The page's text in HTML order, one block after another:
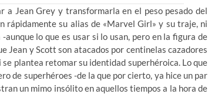
a Jean Grey y transformarla en el peso pesado del
rápidamente su alias de «Marvel Girl» y su traje, ni
lo que es usar si lo usan, pero en la figura de
Jean y Scott son atacados por centinelas cazadores
plantea retomar su identidad superhéroica. Lo que
de superhéroes -de la que por cierto, ya hice un par
un mimo insólito en aquellos tiempos a la hora de